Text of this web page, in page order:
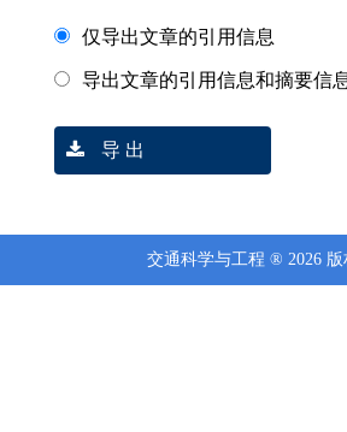
仅导出文章的引用信息
导出文章的引用信息和摘要信
导 出
交通科学与工程 ® 2026 版